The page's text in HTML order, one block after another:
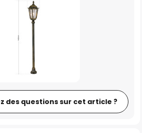
des questions sur cet article ?